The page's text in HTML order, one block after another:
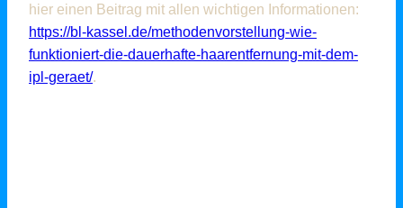
hier einen Beitrag mit allen wichtigen Informationen:
https://bl-kassel.de/methodenvorstellung-wie-
funktioniert-die-dauerhafte-haarentfernung-mit-dem-
ipl-geraet/.